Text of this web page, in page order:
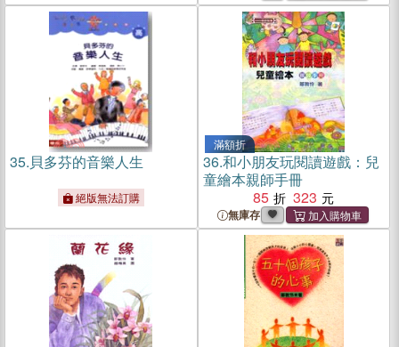
35.貝多芬的音樂人生
絕版無法訂購
滿額折
36.和小朋友玩閱讀遊戲：兒
童繪本親師手冊
85
323
無庫存